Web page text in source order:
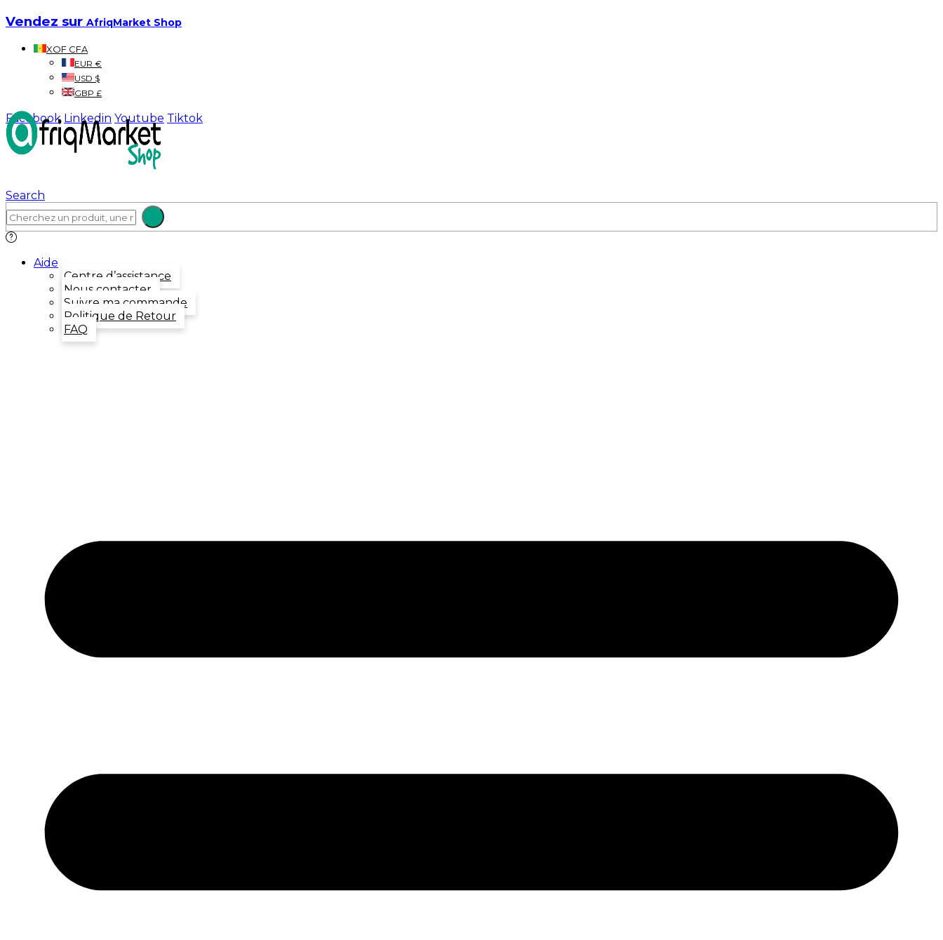
Vendez sur AfriqMarket Shop
XOF CFA
EUR €
USD $
GBP £
Facebook Linkedin Youtube Tiktok
Search
Aide
Centre d’assistance
Nous contacter
Suivre ma commande
Politique de Retour
FAQ